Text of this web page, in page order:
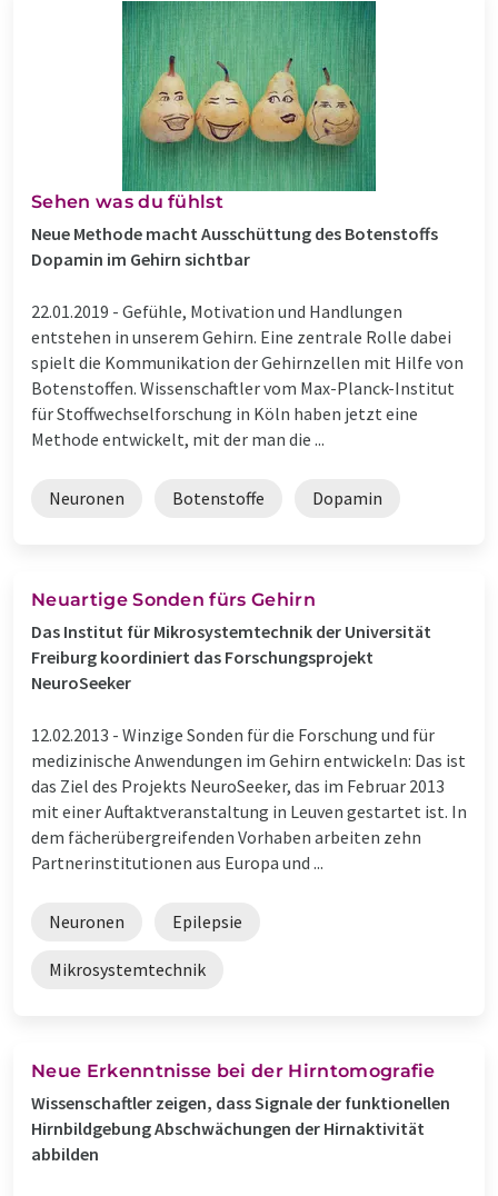
Sehen was du fühlst
Neue Methode macht Ausschüttung des Botenstoffs
Dopamin im Gehirn sichtbar
22.01.2019 - Gefühle, Motivation und Handlungen
entstehen in unserem Gehirn. Eine zentrale Rolle dabei
spielt die Kommunikation der Gehirnzellen mit Hilfe von
Botenstoffen. Wissenschaftler vom Max-Planck-Institut
für Stoffwechselforschung in Köln haben jetzt eine
Methode entwickelt, mit der man die ...
Neuronen Botenstoffe Dopamin
Neuartige Sonden fürs Gehirn
Das Institut für Mikrosystemtechnik der Universität
Freiburg koordiniert das Forschungsprojekt
NeuroSeeker
12.02.2013 - Winzige Sonden für die Forschung und für
medizinische Anwendungen im Gehirn entwickeln: Das ist
das Ziel des Projekts NeuroSeeker, das im Februar 2013
mit einer Auftaktveranstaltung in Leuven gestartet ist. In
dem fächerübergreifenden Vorhaben arbeiten zehn
Partnerinstitutionen aus Europa und ...
Neuronen Epilepsie
Mikrosystemtechnik
Neue Erkenntnisse bei der Hirntomografie
Wissenschaftler zeigen, dass Signale der funktionellen
Hirnbildgebung Abschwächungen der Hirnaktivität
abbilden